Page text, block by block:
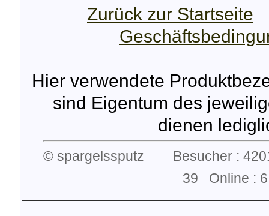
Zurück zur Startseite
Hier verwendete
sind Eigentum des
dienen
© spargelssputz Besucher :
39 Online